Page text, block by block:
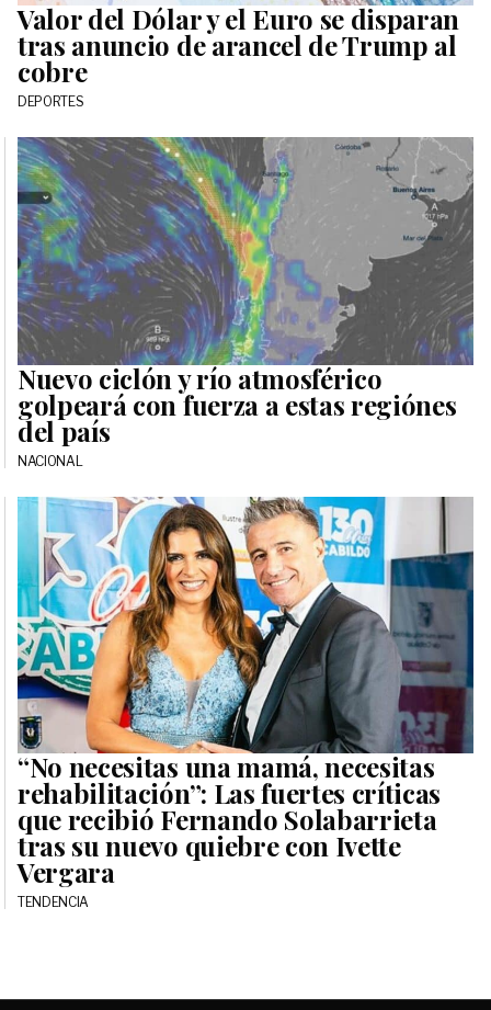
Valor del Dólar y el Euro se disparan
tras anuncio de arancel de Trump al
cobre
DEPORTES
Nuevo ciclón y río atmosférico
golpeará con fuerza a estas regiónes
del país
NACIONAL
“No necesitas una mamá, necesitas
rehabilitación”: Las fuertes críticas
que recibió Fernando Solabarrieta
tras su nuevo quiebre con Ivette
Vergara
TENDENCIA